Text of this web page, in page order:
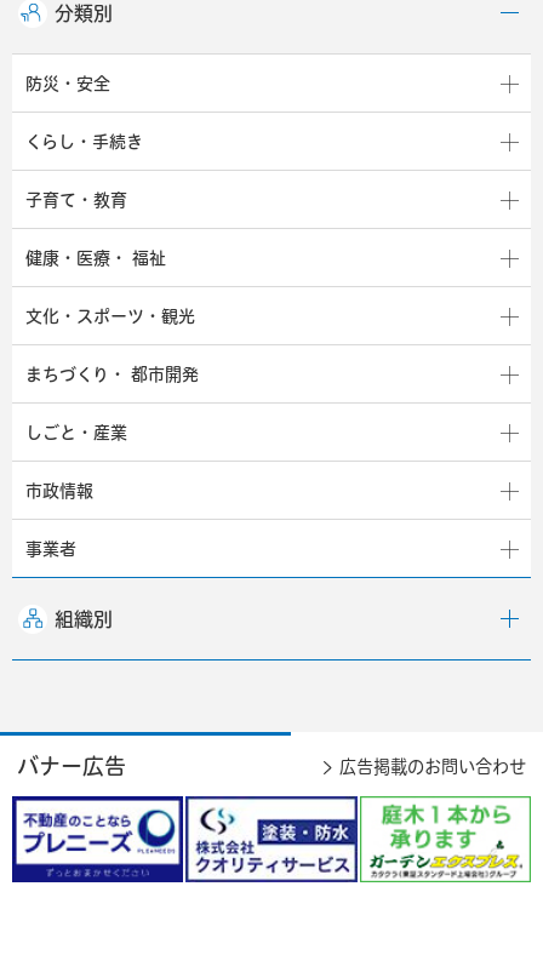
分類別
防災・安全
くらし・手続き
子育て・教育
健康・医療・ 福祉
文化・スポーツ・観光
まちづくり・ 都市開発
しごと・産業
市政情報
事業者
組織別
バナー広告 広告掲載のお問い合わせ